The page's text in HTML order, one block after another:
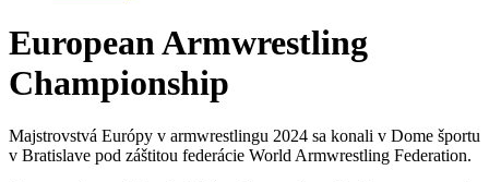
European Armwrestling
Championship
Majstrovstvá Európy v armwrestlingu 2024 sa konali v Dome športu
v Bratislave pod záštitou federácie World Armwrestling Federation.